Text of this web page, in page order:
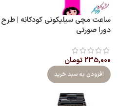
ساعت مچی سیلیکونی کودکانه | طرح
دورا صورتی
235,000تومان
افزودن به سبد خرید